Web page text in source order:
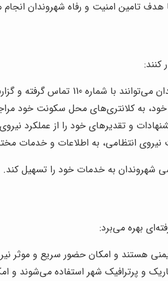
هدف تامین امنیت و رفاه شهروندان
کنند:
گزارش خود را به پلیس اعلام کنند.
به کلانتری‌های محل سکونت خود
انتظامی، به اطلاعات و خدمات
شهروندان به خدمات خود را تسهیل کند.
بهره می‌برد:
هستند و امکان حضور سریع و موثر
و پرترافیک شهر استفاده می‌شوند و